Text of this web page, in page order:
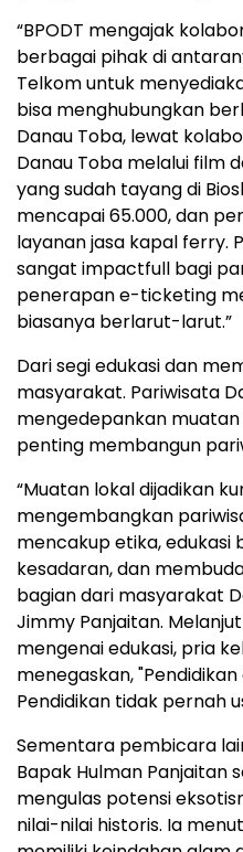
“BPODT mengajak
berbagai pihak di
Telkom untuk
bisa menghubungkan
Danau Toba, lewat
Danau Toba melalui film
yang sudah tayang di
mencapai 65.000, dan
layanan jasa kapal ferry.
sangat impactfull bagi
penerapan e-ticketing
biasanya berlarut-larut.”
Dari segi edukasi dan
masyarakat. Pariwisata
mengedepankan
penting membangun
“Muatan lokal dijadikan
mengembangkan
mencakup etika, edukasi
kesadaran, dan
bagian dari masyarakat
Jimmy Panjaitan.
mengenai edukasi, pria
menegaskan,
Pendidikan tidak pernah
Sementara pembicara
Bapak Hulman Panjaitan
mengulas potensi
nilai-nilai historis. Ia